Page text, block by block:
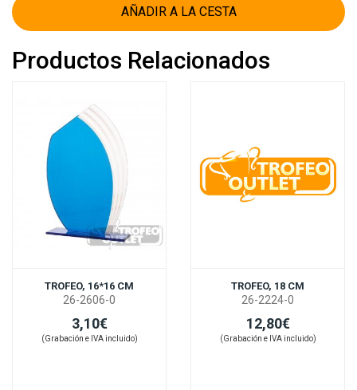
AÑADIR A LA CESTA
Productos Relacionados
TROFEO, 16*16 CM
26-2606-0
3,10€
(Grabación e IVA incluido)
TROFEO, 18 CM
26-2224-0
12,80€
(Grabación e IVA incluido)